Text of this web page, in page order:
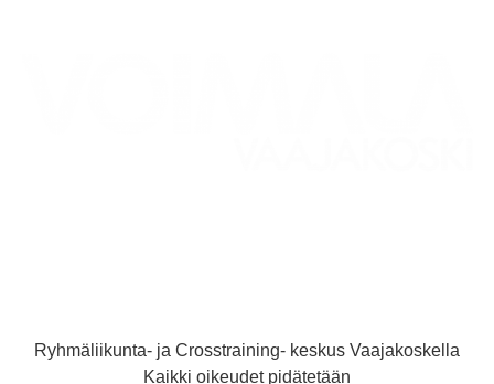
Ryhmäliikunta- ja Crosstraining- keskus Vaajakoskella
Kaikki oikeudet pidätetään